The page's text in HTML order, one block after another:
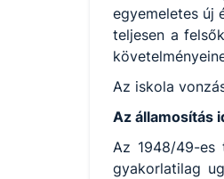
egyemeletes új
teljesen a
Az iskola
Az államosítás
Az 1948/49-es
gyakorlatilag